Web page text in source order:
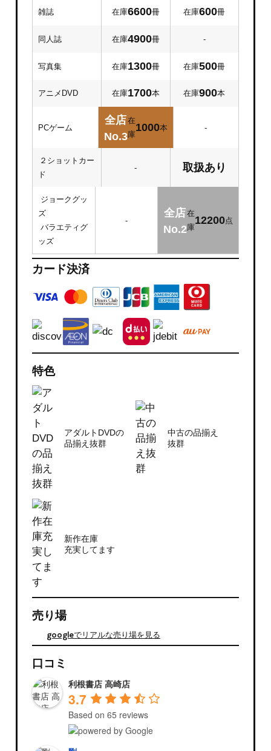
雑誌 在庫6600冊 在庫600冊
同人誌 在庫4900冊 -
写真集 在庫1300冊 在庫500冊
アニメDVD 在庫1700本 在庫900本
PCゲーム
全店
No.3
在
庫
1000本 -
２ショットカー
ド
- 取扱あり
ジョークグッ
ズ
バラエティグ
ッズ
-
全店
No.2
在
庫
12200点
カード決済
特色
アダルトDVDの
品揃え抜群
中古の品揃え
抜群
新作在庫
充実してます
売り場
googleでリアルな売り場を見る
口コミ
利根書店 高崎店
3.7
Based on 65 reviews